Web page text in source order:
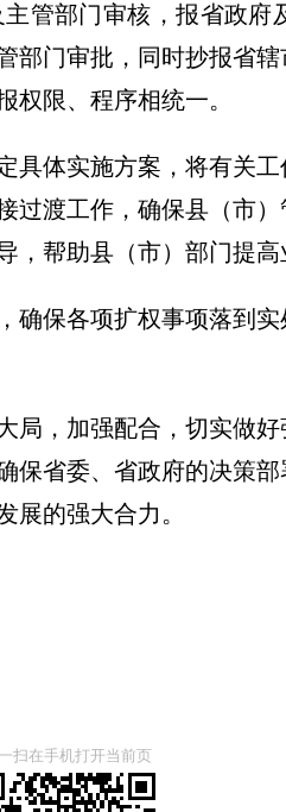
管部门审核，报省政
门审批，同时抄报省辖
权限、程序相统一。
具体实施方案，将有关
过渡工作，确保县（市
帮助县（市）部门提高
确保各项扩权事项落到
局，加强配合，切实做
保省委、省政府的决策
展的强大合力。
扫在手机打开当前页